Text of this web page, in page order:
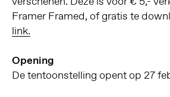
Framer Framed, of gratis te
link.
Opening
De tentoonstelling opent op 27